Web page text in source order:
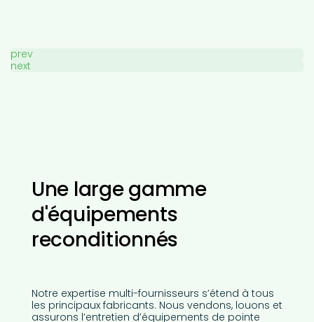
prev
next
Une large gamme
d'équipements
reconditionnés
Notre expertise multi-fournisseurs s’étend à tous
les principaux fabricants. Nous vendons, louons et
assurons l’entretien d’équipements de pointe